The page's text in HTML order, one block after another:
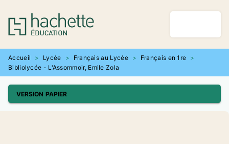
MENU RECHERCHE
PIED DE PAGE
Accueil > Lycée > Français au Lycée > Français en 1re >
Bibliolycée - L'Assommoir, Emile Zola
VERSION PAPIER